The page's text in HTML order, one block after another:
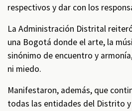
respectivos y dar con los
La Administración Distrital
una Bogotá donde el arte, la
sinónimo de encuentro y
ni miedo.
Manifestaron, además, que
todas las entidades del Distrito